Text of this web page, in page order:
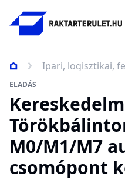
Ipari, logisztikai,
ELADÁS
M0/M1/M7
csomópont